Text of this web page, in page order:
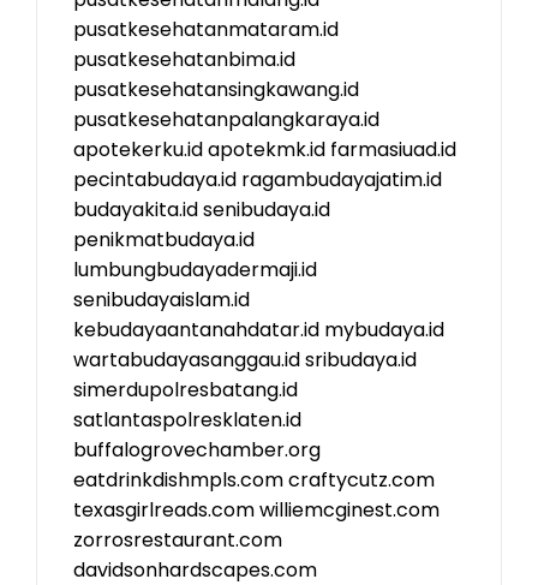
pusatkesehatanmataram.id
pusatkesehatanbima.id
pusatkesehatansingkawang.id
pusatkesehatanpalangkaraya.id
apotekerku.idapotekmk.id farmasiuad.id
pecintabudaya.id ragambudayajatim.id
budayakita.idsenibudaya.id
penikmatbudaya.id
lumbungbudayadermaji.id
senibudayaislam.id
kebudayaantanahdatar.id mybudaya.id
wartabudayasanggau.idsribudaya.id
simerdupolresbatang.id
satlantaspolresklaten.id
buffalogrovechamber.org
eatdrinkdishmpls.comcraftycutz.com
texasgirlreads.comwilliemcginest.com
zorrosrestaurant.com
davidsonhardscapes.com